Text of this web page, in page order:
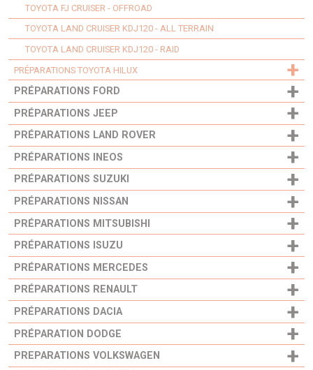
TOYOTA FJ CRUISER - OFFROAD
TOYOTA LAND CRUISER KDJ120 - ALL TERRAIN
TOYOTA LAND CRUISER KDJ120 - RAID
PRÉPARATIONS TOYOTA HILUX
+
PRÉPARATIONS FORD +
PRÉPARATIONS JEEP +
PRÉPARATIONS LAND ROVER +
PRÉPARATIONS INEOS +
PRÉPARATIONS SUZUKI +
PRÉPARATIONS NISSAN +
PRÉPARATIONS MITSUBISHI +
PRÉPARATIONS ISUZU +
PRÉPARATIONS MERCEDES +
PRÉPARATIONS RENAULT +
PRÉPARATIONS DACIA +
PRÉPARATION DODGE +
PREPARATIONS VOLKSWAGEN +